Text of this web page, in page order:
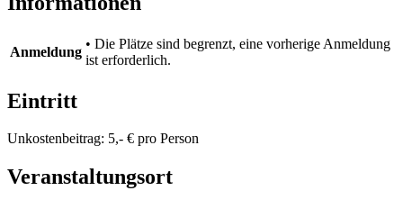
Anmeldung
• Die Plätze sind begrenzt, eine vorherige Anmeldung
ist erforderlich.
Eintritt
Unkostenbeitrag: 5,- € pro Person
Veranstaltungsort